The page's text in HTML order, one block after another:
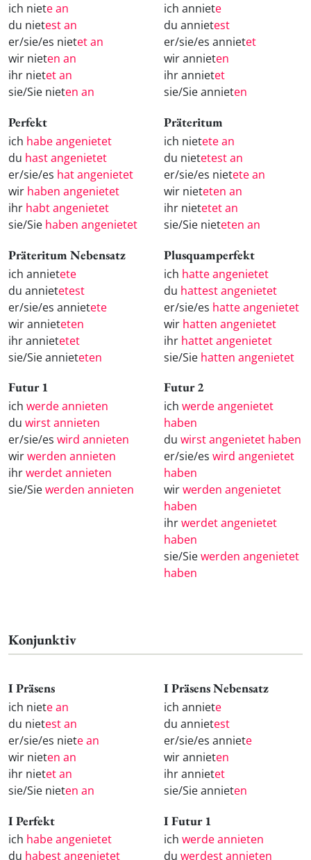
ich niete an
du nietest an
er/sie/es nietet an
wir nieten an
ihr nietet an
sie/Sie nieten an
ich anniete
du annietest
er/sie/es annietet
wir annieten
ihr annietet
sie/Sie annieten
Perfekt
ich habe angenietet
du hast angenietet
er/sie/es hat angenietet
wir haben angenietet
ihr habt angenietet
sie/Sie haben angenietet
Präteritum
ich nietete an
du nietetest an
er/sie/es nietete an
wir nieteten an
ihr nietetet an
sie/Sie nieteten an
Präteritum Nebensatz
ich annietete
du annietetest
er/sie/es annietete
wir annieteten
ihr annietetet
sie/Sie annieteten
Plusquamperfekt
ich hatte angenietet
du hattest angenietet
er/sie/es hatte angenietet
wir hatten angenietet
ihr hattet angenietet
sie/Sie hatten angenietet
Futur 1
ich werde annieten
du wirst annieten
er/sie/es wird annieten
wirwerden annieten
ihrwerdet annieten
sie/Siewerden annieten
Futur 2
ich werde angenietet
haben
du wirst angenietet haben
er/sie/es wird angenietet
haben
wirwerden angenietet
haben
ihrwerdet angenietet
haben
sie/Siewerden angenietet
haben
Konjunktiv
I Präsens
ich niete an
du nietest an
er/sie/es niete an
wir nieten an
ihr nietet an
sie/Sie nieten an
I Präsens Nebensatz
ich anniete
du annietest
er/sie/es anniete
wir annieten
ihr annietet
sie/Sie annieten
I Perfekt
ich habe angenietet
du habest angenietet
I Futur 1
ich werde annieten
du werdest annieten